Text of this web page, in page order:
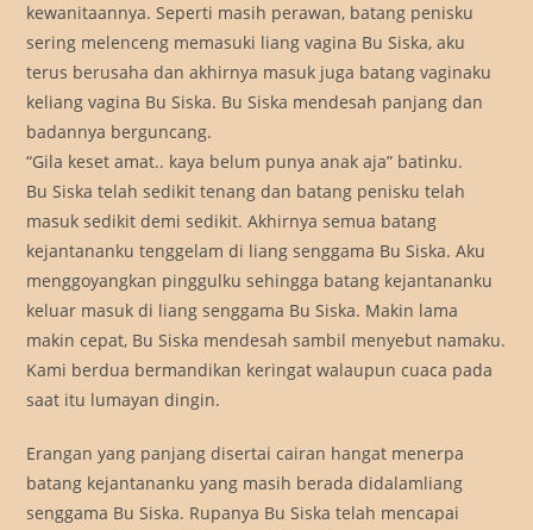
kewanitaannya. Seperti masih perawan, batang penisku
sering melenceng memasuki liang vagina Bu Siska, aku
terus berusaha dan akhirnya masuk juga batang vaginaku
keliang vagina Bu Siska. Bu Siska mendesah panjang dan
badannya berguncang.
“Gila keset amat.. kaya belum punya anak aja” batinku.
Bu Siska telah sedikit tenang dan batang penisku telah
masuk sedikit demi sedikit. Akhirnya semua batang
kejantananku tenggelam di liang senggama Bu Siska. Aku
menggoyangkan pinggulku sehingga batang kejantananku
keluar masuk di liang senggama Bu Siska. Makin lama
makin cepat, Bu Siska mendesah sambil menyebut namaku.
Kami berdua bermandikan keringat walaupun cuaca pada
saat itu lumayan dingin.
Erangan yang panjang disertai cairan hangat menerpa
batang kejantananku yang masih berada didalamliang
senggama Bu Siska. Rupanya Bu Siska telah mencapai